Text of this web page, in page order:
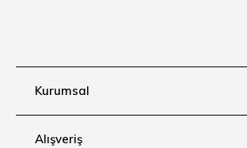
Kurumsal
Alışveriş